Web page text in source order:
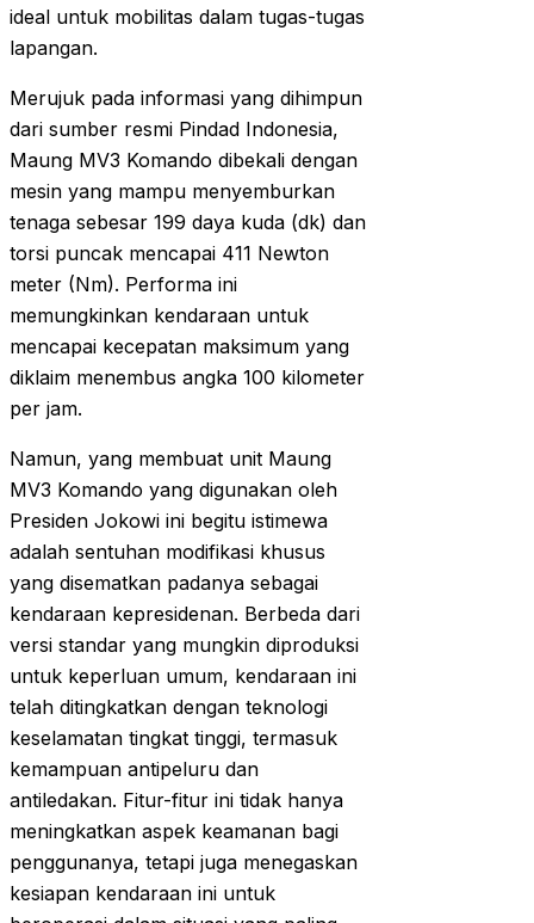
ideal untuk mobilitas dalam tugas-tugas
lapangan.
Merujuk pada informasi yang dihimpun
dari sumber resmi Pindad Indonesia,
Maung MV3 Komando dibekali dengan
mesin yang mampu menyemburkan
tenaga sebesar 199 daya kuda (dk) dan
torsi puncak mencapai 411 Newton
meter (Nm). Performa ini
memungkinkan kendaraan untuk
mencapai kecepatan maksimum yang
diklaim menembus angka 100 kilometer
per jam.
Namun, yang membuat unit Maung
MV3 Komando yang digunakan oleh
Presiden Jokowi ini begitu istimewa
adalah sentuhan modifikasi khusus
yang disematkan padanya sebagai
kendaraan kepresidenan. Berbeda dari
versi standar yang mungkin diproduksi
untuk keperluan umum, kendaraan ini
telah ditingkatkan dengan teknologi
keselamatan tingkat tinggi, termasuk
kemampuan antipeluru dan
antiledakan. Fitur-fitur ini tidak hanya
meningkatkan aspek keamanan bagi
penggunanya, tetapi juga menegaskan
kesiapan kendaraan ini untuk